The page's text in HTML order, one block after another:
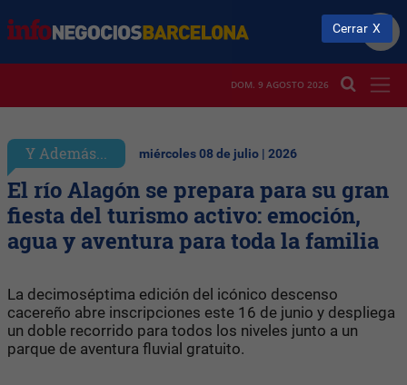
DOM. 9 AGOSTO 2026
Y Además... miércoles 08 de julio | 2026
El río Alagón se prepara para su gran
fiesta del turismo activo: emoción,
agua y aventura para toda la familia
La decimoséptima edición del icónico descenso
cacereño abre inscripciones este 16 de junio y despliega
un doble recorrido para todos los niveles junto a un
parque de aventura fluvial gratuito.
Cerrar